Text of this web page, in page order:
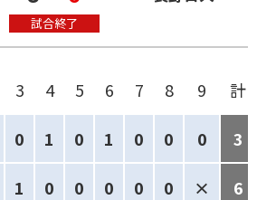
試合終了
3 4 5 6 7 8 9 計
0 1 0 1 0 0 0 3
1 0 0 0 0 0 × 6